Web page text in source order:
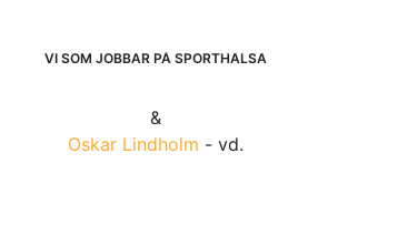
VI SOM JOBBAR PÅ SPORTHÄLSA
&
Oskar Lindholm - vd.